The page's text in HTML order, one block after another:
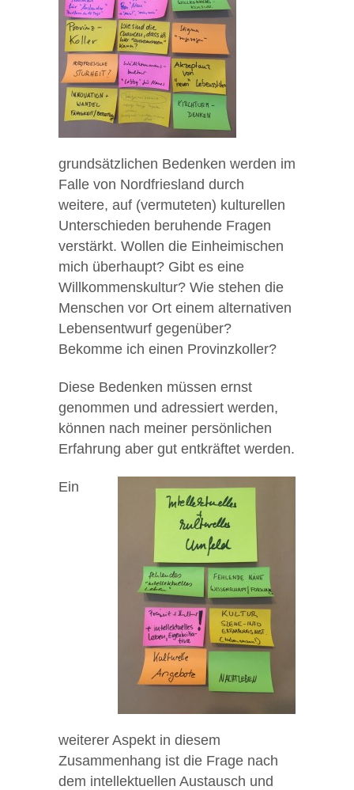
grundsätzlichen Bedenken werden im
Falle von Nordfriesland durch
weitere, auf (vermuteten) kulturellen
Unterschieden beruhende Fragen
verstärkt. Wollen die Einheimischen
mich überhaupt? Gibt es eine
Willkommenskultur? Wie stehen die
Menschen vor Ort einem alternativen
Lebensentwurf gegenüber?
Bekomme ich einen Provinzkoller?
Diese Bedenken müssen ernst
genommen und adressiert werden,
können nach meiner persönlichen
Erfahrung aber gut entkräftet werden.
Ein
weiterer Aspekt in diesem
Zusammenhang ist die Frage nach
dem intellektuellen Austausch und